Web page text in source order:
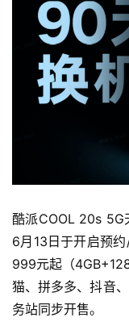
酷派COOL 20s 5G
6月13日于开启预
999元起（
猫、拼多多、抖音
务站同步开售。